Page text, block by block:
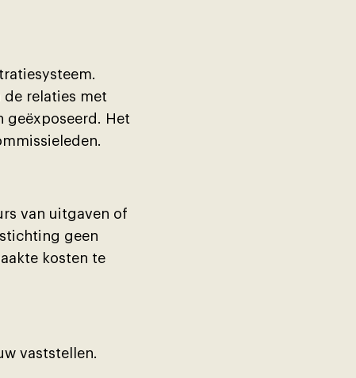
relaties met
geëxposeerd. Het
van uitgaven of
geen
kosten te
vaststellen.